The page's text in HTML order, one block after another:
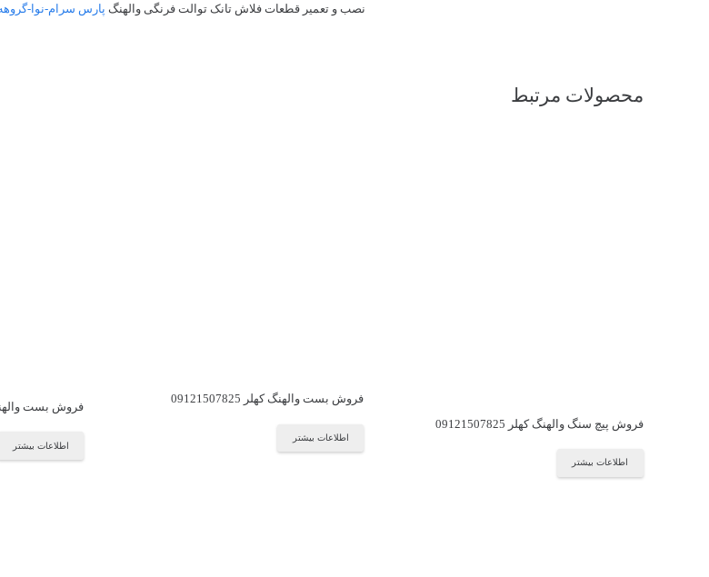
نصب و تعمیر قطعات فلاش تانک توالت فرنگی والهنگ پارس سرام-نوا-
محصولات مرتبط
فروش پیچ سنگ والهنگ کهلر 09121507825
اطلاعات بیشتر
فروش بست والهنگ کهلر 09121507825
اطلاعات بیشتر
فروش بست والهنگ یاتو
اطلاعات بیشتر